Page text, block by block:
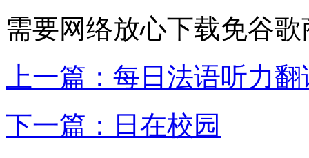
需要网络放心下载免谷歌
上一篇： 每日法语听力翻
下一篇：
日在校园